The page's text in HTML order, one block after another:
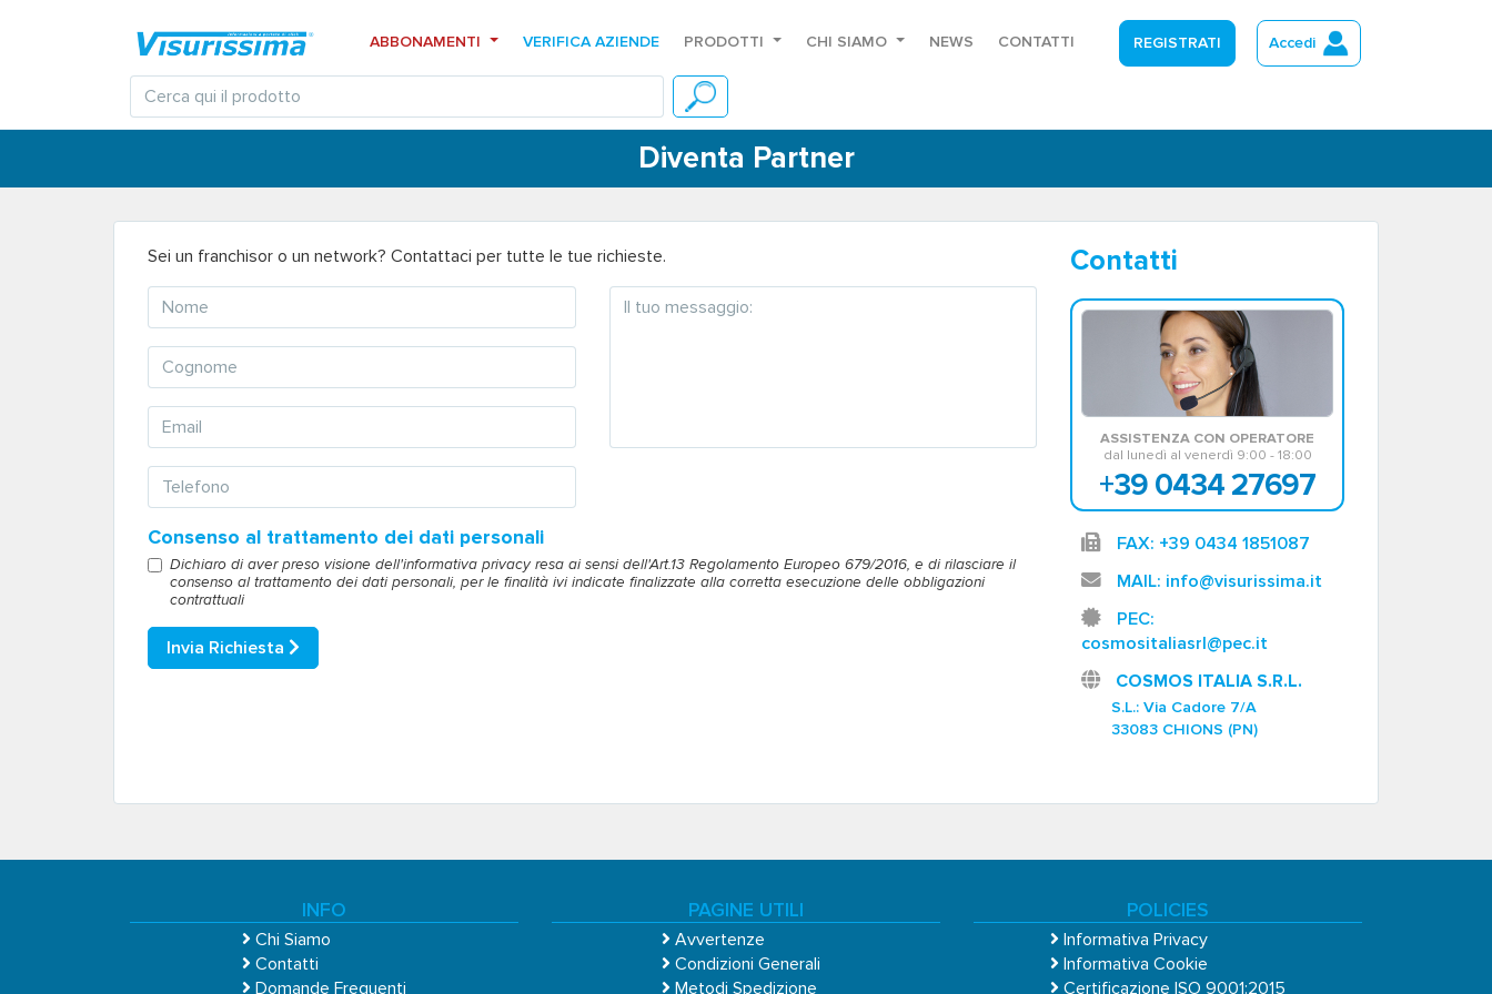
ABBONAMENTI VERIFICA AZIENDE PRODOTTI CHI SIAMO NEWS CONTATTI REGISTRATI Accedi
Diventa Partner
Sei un franchisor o un network? Contattaci per tutte le tue richieste.
Consenso al trattamento dei dati personali
Dichiaro di aver preso visione dell'informativa privacy resa ai sensi dell'Art.13 Regolamento Europeo 679/2016, e di rilasciare il
consenso al trattamento dei dati personali, per le finalità ivi indicate finalizzate alla corretta esecuzione delle obbligazioni
contrattuali
Invia Richiesta
Contatti
ASSISTENZA CON OPERATORE
dal lunedì al venerdì 9:00 - 18:00
+39 0434 27697
FAX: +39 0434 1851087
MAIL: info@visurissima.it
PEC:
cosmositaliasrl@pec.it
COSMOS ITALIA S.R.L.
S.L.: Via Cadore 7/A
33083 CHIONS (PN)
INFO
Chi Siamo
Contatti
Domande Frequenti
PAGINE UTILI
Avvertenze
Condizioni Generali
Metodi Spedizione
POLICIES
Informativa Privacy
Informativa Cookie
Certificazione ISO 9001:2015